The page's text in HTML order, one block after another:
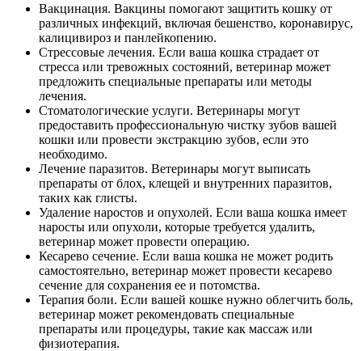
Вакцинация. Вакцины помогают защитить кошку от
различных инфекций, включая бешенство, коронавирус,
калицивироз и панлейкопению.
Стрессовые лечения. Если ваша кошка страдает от
стресса или тревожных состояний, ветеринар может
предложить специальные препараты или методы
лечения.
Стоматологические услуги. Ветеринары могут
предоставить профессиональную чистку зубов вашей
кошки или провести экстракцию зубов, если это
необходимо.
Лечение паразитов. Ветеринары могут выписать
препараты от блох, клещей и внутренних паразитов,
таких как глисты.
Удаление наростов и опухолей. Если ваша кошка имеет
наросты или опухоли, которые требуется удалить,
ветеринар может провести операцию.
Кесарево сечение. Если ваша кошка не может родить
самостоятельно, ветеринар может провести кесарево
сечение для сохранения ее и потомства.
Терапия боли. Если вашей кошке нужно облегчить боль,
ветеринар может рекомендовать специальные
препараты или процедуры, такие как массаж или
физиотерапия.